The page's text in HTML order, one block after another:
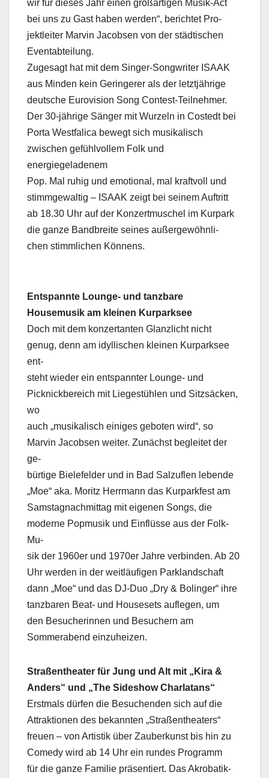
wir für dieses Jahr einen großartigen Musik-Act
bei uns zu Gast haben werden“, berichtet Pro-
jektleiter Marvin Jacobsen von der städtischen
Eventabteilung.
Zugesagt hat mit dem Singer-Songwriter ISAAK
aus Minden kein Geringerer als der letztjährige
deutsche Eurovision Song Contest-Teilnehmer.
Der 30-jährige Sänger mit Wurzeln in Costedt bei
Porta Westfalica bewegt sich musikalisch
zwischen gefühlvollem Folk und
energiegeladenem
Pop. Mal ruhig und emotional, mal kraftvoll und
stimmgewaltig – ISAAK zeigt bei seinem Auftritt
ab 18.30 Uhr auf der Konzertmuschel im Kurpark
die ganze Bandbreite seines außergewöhnli-
chen stimmlichen Könnens.
Entspannte Lounge- und tanzbare
Housemusik am kleinen Kurparksee
Doch mit dem konzertanten Glanzlicht nicht
genug, denn am idyllischen kleinen Kurparksee
ent-
steht wieder ein entspannter Lounge- und
Picknickbereich mit Liegestühlen und Sitzsäcken,
wo
auch „musikalisch einiges geboten wird“, so
Marvin Jacobsen weiter. Zunächst begleitet der
ge-
bürtige Bielefelder und in Bad Salzuflen lebende
„Moe“ aka. Moritz Herrmann das Kurparkfest am
Samstagnachmittag mit eigenen Songs, die
moderne Popmusik und Einflüsse aus der Folk-
Mu-
sik der 1960er und 1970er Jahre verbinden. Ab 20
Uhr werden in der weitläufigen Parklandschaft
dann „Moe“ und das DJ-Duo „Dry & Bolinger“ ihre
tanzbaren Beat- und Housesets auflegen, um
den Besucherinnen und Besuchern am
Sommerabend einzuheizen.
Straßentheater für Jung und Alt mit „Kira &
Anders“ und „The Sideshow Charlatans“
Erstmals dürfen die Besuchenden sich auf die
Attraktionen des bekannten „Straßentheaters“
freuen – von Artistik über Zauberkunst bis hin zu
Comedy wird ab 14 Uhr ein rundes Programm
für die ganze Familie präsentiert. Das Akrobatik-